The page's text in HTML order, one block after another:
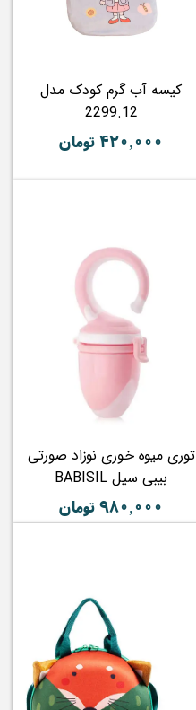
کیسه آب گرم کودک مدل
2299.12
۴۲۰,۰۰۰ تومان
توری میوه خوری نوزاد صورتی
بیبی سیل BABISIL
۹۸۰,۰۰۰ تومان